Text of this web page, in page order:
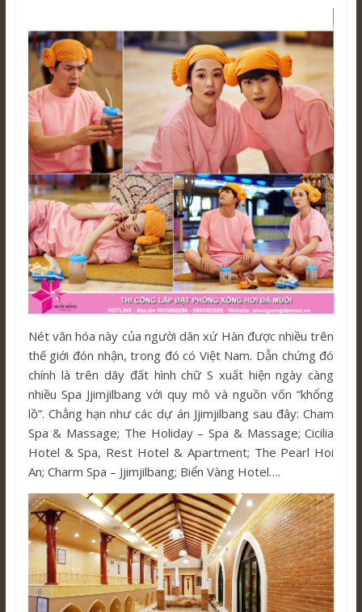
Nét văn hóa này của người dân xứ Hàn được nhiều trên
thế giới đón nhận, trong đó có Việt Nam. Dẫn chứng đó
chính là trên dãy đất hình chữ S xuất hiện ngày càng
nhiều Spa Jjimjilbang với quy mô và nguồn vốn “khổng
lồ”. Chẳng hạn như các dự án Jjimjilbang sau đây: Cham
Spa & Massage; The Holiday – Spa & Massage; Cicilia
Hotel & Spa, Rest Hotel & Apartment; The Pearl Hoi
An; Charm Spa – Jjimjilbang; Biển Vàng Hotel….